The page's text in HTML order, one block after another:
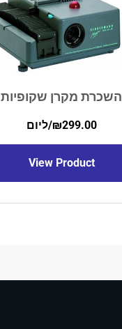
השכרת מקרן שקופיות
₪299.00 /ליום
View Product